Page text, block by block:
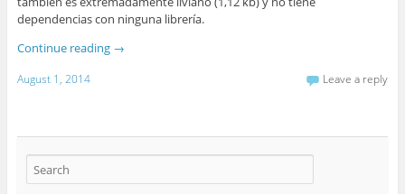
dependencias con ninguna librería.
Continue reading →
August 1, 2014 Leave a reply